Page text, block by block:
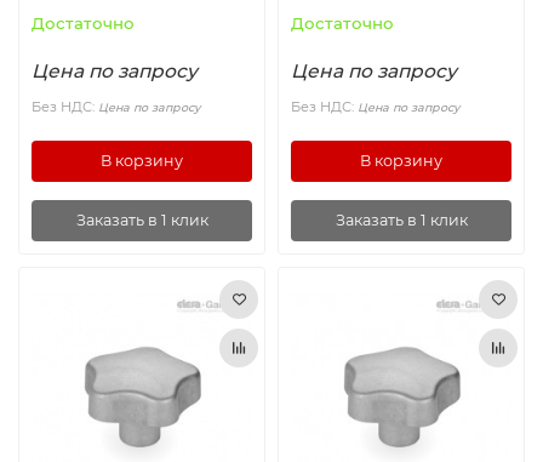
Вакуумные компоненты
Станочные приспособления
Достаточно
Цена по запросу
Без НДС: Цена по запросу
В корзину
Заказать в 1 клик
Достаточно
Цена по запросу
Без НДС: Цена по запросу
В корзину
Заказать в 1 клик